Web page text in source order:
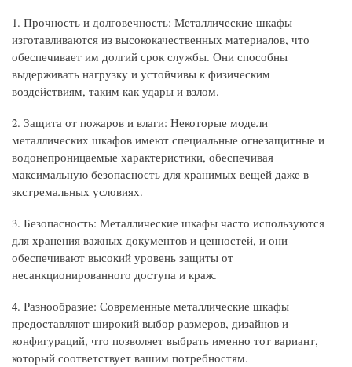
1. Прочность и долговечность: Металлические шкафы
изготавливаются из высококачественных материалов, что
обеспечивает им долгий срок службы. Они способны
выдерживать нагрузку и устойчивы к физическим
воздействиям, таким как удары и взлом.
2. Защита от пожаров и влаги: Некоторые модели
металлических шкафов имеют специальные огнезащитные и
водонепроницаемые характеристики, обеспечивая
максимальную безопасность для хранимых вещей даже в
экстремальных условиях.
3. Безопасность: Металлические шкафы часто используются
для хранения важных документов и ценностей, и они
обеспечивают высокий уровень защиты от
несанкционированного доступа и краж.
4. Разнообразие: Современные металлические шкафы
предоставляют широкий выбор размеров, дизайнов и
конфигураций, что позволяет выбрать именно тот вариант,
который соответствует вашим потребностям.